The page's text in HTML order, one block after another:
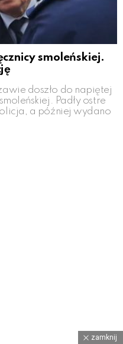
smoleńskiej.
doszło do napiętej
Padły ostre
a później wydano
zamknij